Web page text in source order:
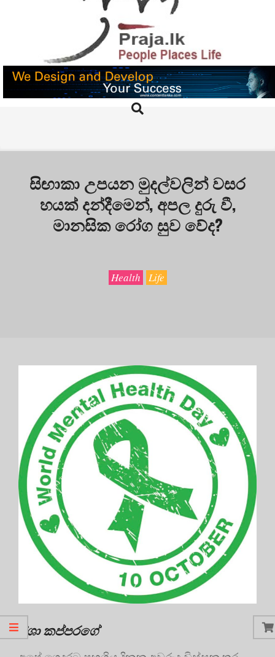
PRAJA.LK
Search
සිඟාකා උපයන මුදල්වලින් වසර
හයක් දන්දීමෙන්, අපල දුරු වී,
මානසික රෝග සුව වේද?
Health Life
ඊශා කප්පරගේ